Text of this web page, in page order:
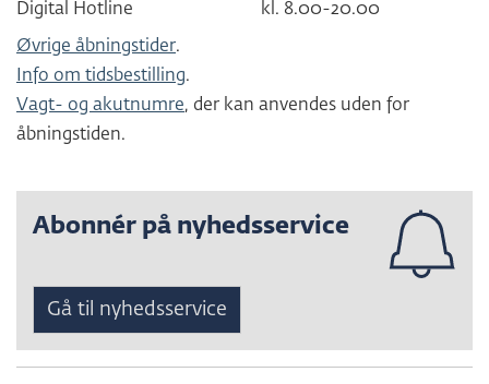
Digital Hotline
kl. 8.00-20.00
Øvrige åbningstider.
Info om tidsbestilling.
Vagt- og akutnumre, der kan anvendes uden for
åbningstiden.
Abonnér på nyhedsservice
Gå til nyhedsservice